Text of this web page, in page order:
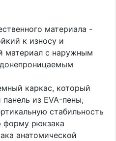
материала -
к износу и
материал с наружным
каркас, который
из EVA-пены,
стабильность
рюкзака
анатомической